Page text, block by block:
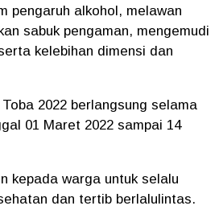
pengaruh alkohol, melawan
sabuk pengaman, mengemudi
kelebihan dimensi dan
2022 berlangsung selama
01 Maret 2022 sampai 14
kepada warga untuk selalu
dan tertib berlalulintas.